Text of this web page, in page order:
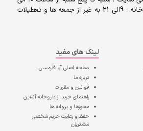
20 . ساعت کاری داروخانه : 9الی 21 به غیر از جمعه ها و تعطیلات
لینک های مفید
صفحه اصلیآپا فارمسی
درباره ما
قوانین و مقررات
راهنمای خرید از داروخانه آنلاین
مجوزها و پروانه ها
حفظ و رعایت حریم شخصی
مشتریان